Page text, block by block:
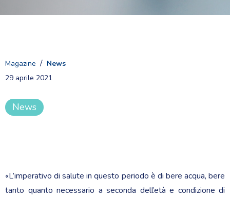
Magazine / News
News
29 aprile 2021
«L’imperativo di salute in questo periodo è di bere acqua, bere
tanto quanto necessario a seconda dell’età e condizione di